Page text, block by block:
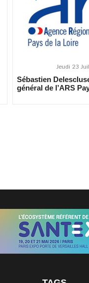
Jeudi 23
Sébastien
général de l’ARS